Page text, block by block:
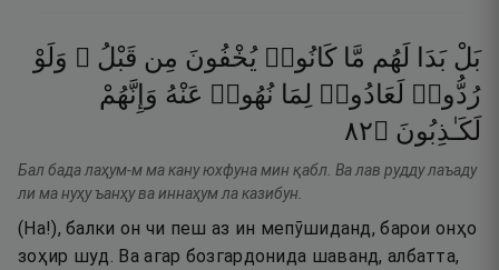
بَلْ بَدَا لَهُم مَّا كَانُوا۟ يُخْفُونَ مِن قَبْلُ ۖ وَلَوْ
رُدُّوا۟ لَعَادُوا۟ لِمَا نُهُوا۟ عَنْهُ وَإِنَّهُمْ
لَكَـٰذِبُونَ ۝٢٨
Бал бада лаҳум-м ма кану юхфуна мин қабл. Ва лав рудду лаъаду
ли ма нуҳу ъанҳу ва иннаҳум ла казибун.
(На!), балки он чи пеш аз ин мепӯшиданд, барои онҳо
зоҳир шуд. Ва агар бозгардонида шаванд, албатта,